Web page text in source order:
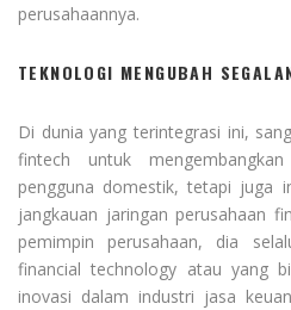
perusahaannya.
TEKNOLOGI MENGUBAH
Di dunia yang terintegrasi ini,
fintech untuk
pengguna domestik, tetapi juga
jangkauan jaringan perusahaan
pemimpin perusahaan, dia
financial technology atau yang
inovasi dalam industri jasa